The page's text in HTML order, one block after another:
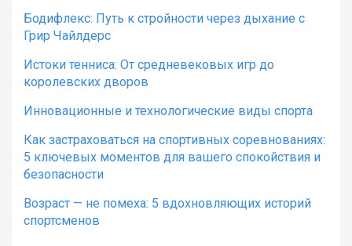
Бодифлекс: Путь к стройности через дыхание с
Грир Чайлдерс
Истоки тенниса: От средневековых игр до
королевских дворов
Инновационные и технологические виды спорта
Как застраховаться на спортивных соревнованиях:
5 ключевых моментов для вашего спокойствия и
безопасности
Возраст — не помеха: 5 вдохновляющих историй
спортсменов